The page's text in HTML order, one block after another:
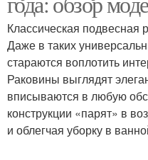
Классическая подвесная
Даже в таких
стараются воплотить
Раковины выглядят
вписываются в любую
конструкции «парят» в
и облегчая уборку в